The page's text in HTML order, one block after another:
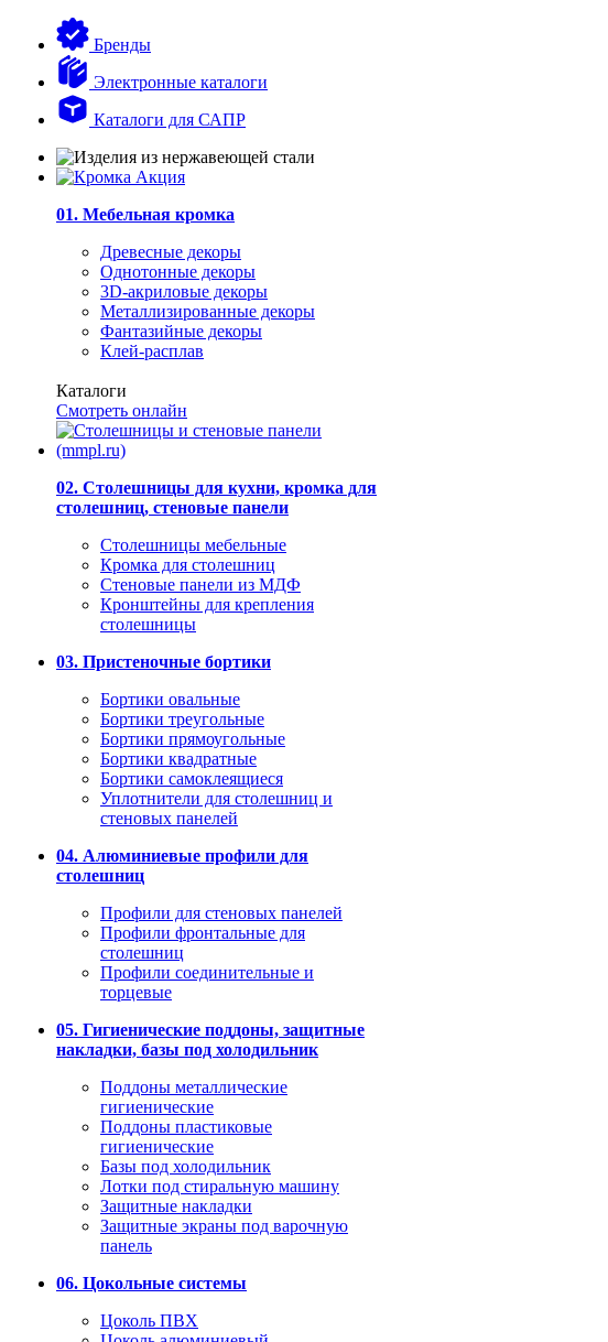
Бренды
Электронные каталоги
Каталоги для САПР
01. Мебельная кромка
Древесные декоры
Однотонные декоры
3D-акриловые декоры
Металлизированные декоры
Фантазийные декоры
Клей-расплав
Каталоги
Смотреть онлайн
02. Столешницы для кухни, кромка для
столешниц, стеновые панели
Столешницы мебельные
Кромка для столешниц
Стеновые панели из МДФ
Кронштейны для крепления
столешницы
03. Пристеночные бортики
Бортики овальные
Бортики треугольные
Бортики прямоугольные
Бортики квадратные
Бортики самоклеящиеся
Уплотнители для столешниц и
стеновых панелей
04. Алюминиевые профили для
столешниц
Профили для стеновых панелей
Профили фронтальные для
столешниц
Профили соединительные и
торцевые
05. Гигиенические поддоны, защитные
накладки, базы под холодильник
Поддоны металлические
гигиенические
Поддоны пластиковые
гигиенические
Базы под холодильник
Лотки под стиральную машину
Защитные накладки
Защитные экраны под варочную
панель
06. Цокольные системы
Цоколь ПВХ